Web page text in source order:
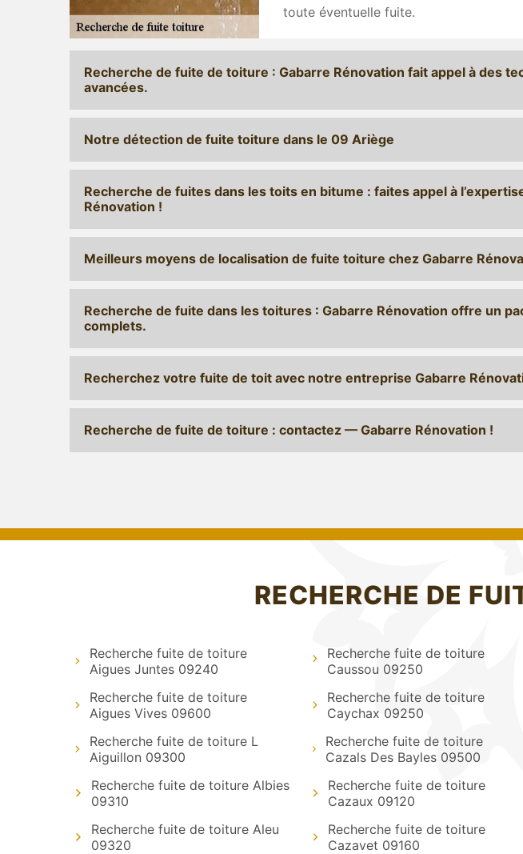
toute éventuelle fuite.
Recherche de fuite de toiture : Gabarre Rénovation fait appel à des
avancées.
Notre détection de fuite toiture dans le 09 Ariège
Recherche de fuites dans les toits en bitume : faites appel à
Rénovation !
Meilleurs moyens de localisation de fuite toiture chez Gabarre
Recherche de fuite dans les toitures : Gabarre Rénovation offre un
complets.
Recherchez votre fuite de toit avec notre entreprise Gabarre
Recherche de fuite de toiture : contactez — Gabarre Rénovation !
RECHERCHE DE
Recherche fuite de toiture
Aigues Juntes 09240
Recherche fuite de toiture
Aigues Vives 09600
Recherche fuite de toiture L
Aiguillon 09300
Recherche fuite de toiture Albies
09310
Recherche fuite de toiture Aleu
09320
Recherche fuite de toiture
Caussou 09250
Recherche fuite de toiture
Caychax 09250
Recherche fuite de toiture
Cazals Des Bayles 09500
Recherche fuite de toiture
Cazaux 09120
Recherche fuite de toiture
Cazavet 09160